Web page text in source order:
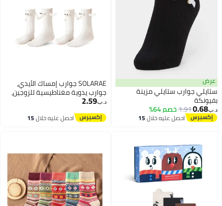
جوارب ستايلي مزينة
0.68
1.91خصم 64%
احصل عليه خلال15
اغسطس
SOLARAE جوارب إمساك الأيدي،
جوارب يدوية مغناطيسية للزوجين،
جوارب متوسطة أنثوية مضحكة،
جوارب إمساك الأيدي للزوجين،
جوارب مضحكة، جوارب متطابقة
2.59
احصل عليه خلال15
اغسطس